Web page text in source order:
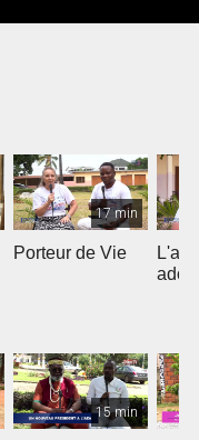
17 min
Porteur de Vie
ados
15 min